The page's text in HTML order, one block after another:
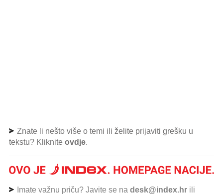
Znate li nešto više o temi ili želite prijaviti grešku u
tekstu? Kliknite ovdje.
Imate važnu priču? Javite se na desk@index.hr ili